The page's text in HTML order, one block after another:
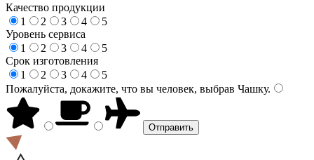
Качество продукции
1
2 3 4
5
Уровень сервиса
1
2 3 4
5
Срок изготовления
1
2 3 4
5
Пожалуйста, докажите, что вы человек, выбрав Чашку.